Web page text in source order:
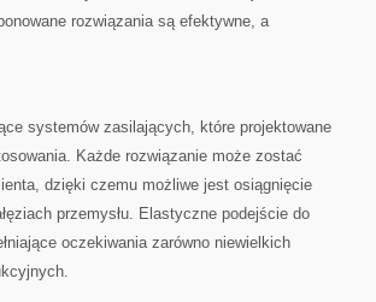
rozwiązania są efektywne, a
systemów zasilających, które projektowane
Każde rozwiązanie może zostać
dzięki czemu możliwe jest osiągnięcie
przemysłu. Elastyczne podejście do
oczekiwania zarówno niewielkich